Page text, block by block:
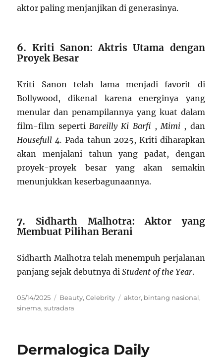
aktor paling menjanjikan di generasinya.
6. Kriti Sanon: Aktris Utama dengan
Proyek Besar
Kriti Sanon telah lama menjadi favorit di
Bollywood, dikenal karena energinya yang
menular dan penampilannya yang kuat dalam
film-film seperti Bareilly Ki Barfi ,Mimi , dan
Housefull 4. Pada tahun 2025, Kriti diharapkan
akan menjalani tahun yang padat, dengan
proyek-proyek besar yang akan semakin
menunjukkan keserbagunaannya.
7. Sidharth Malhotra: Aktor yang
Membuat Pilihan Berani
Sidharth Malhotra telah menempuh perjalanan
panjang sejak debutnya diStudent of the Year.
Posted
on
05/14/2025 Categories
Beauty,Celebrity Tags
aktor, bintang nasional,
sinema,sutradara
Dermalogica Daily